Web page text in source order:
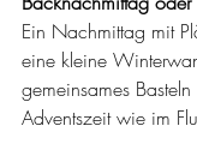
Ein Nachmittag mit
eine kleine
gemeinsames
Adventszeit wie im